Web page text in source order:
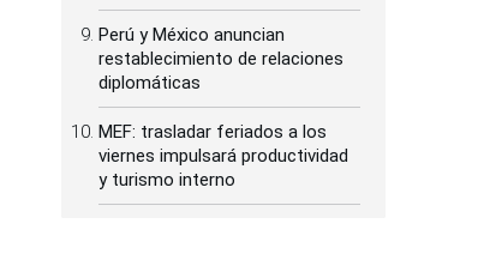
Perú y México anuncian
restablecimiento de relaciones
diplomáticas
MEF: trasladar feriados a los
viernes impulsará productividad
y turismo interno